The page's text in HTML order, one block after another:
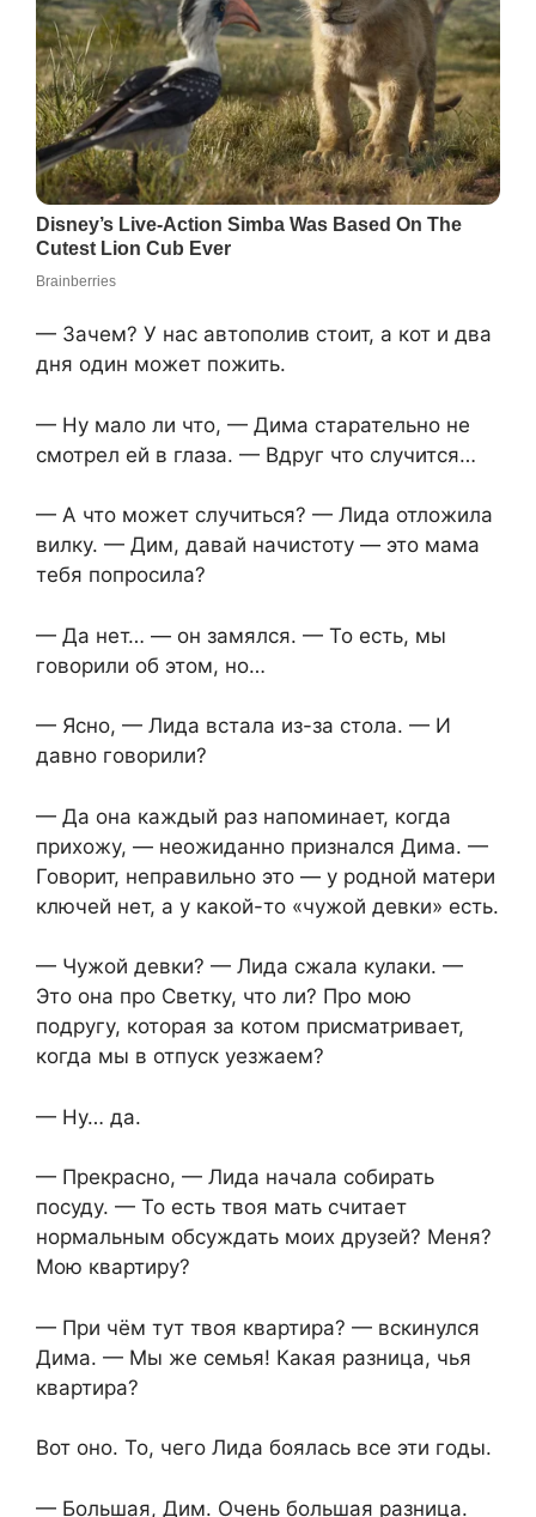
— Зачем? У нас автополив стоит, а кот и два
дня один может пожить.
— Ну мало ли что, — Дима старательно не
смотрел ей в глаза. — Вдруг что случится…
— А что может случиться? — Лида отложила
вилку. — Дим, давай начистоту — это мама
тебя попросила?
— Да нет… — он замялся. — То есть, мы
говорили об этом, но…
— Ясно, — Лида встала из-за стола. — И
давно говорили?
— Да она каждый раз напоминает, когда
прихожу, — неожиданно признался Дима. —
Говорит, неправильно это — у родной матери
ключей нет, а у какой-то «чужой девки» есть.
— Чужой девки? — Лида сжала кулаки. —
Это она про Светку, что ли? Про мою
подругу, которая за котом присматривает,
когда мы в отпуск уезжаем?
— Ну… да.
— Прекрасно, — Лида начала собирать
посуду. — То есть твоя мать считает
нормальным обсуждать моих друзей? Меня?
Мою квартиру?
— При чём тут твоя квартира? — вскинулся
Дима. — Мы же семья! Какая разница, чья
квартира?
Вот оно. То, чего Лида боялась все эти годы.
— Большая, Дим. Очень большая разница.